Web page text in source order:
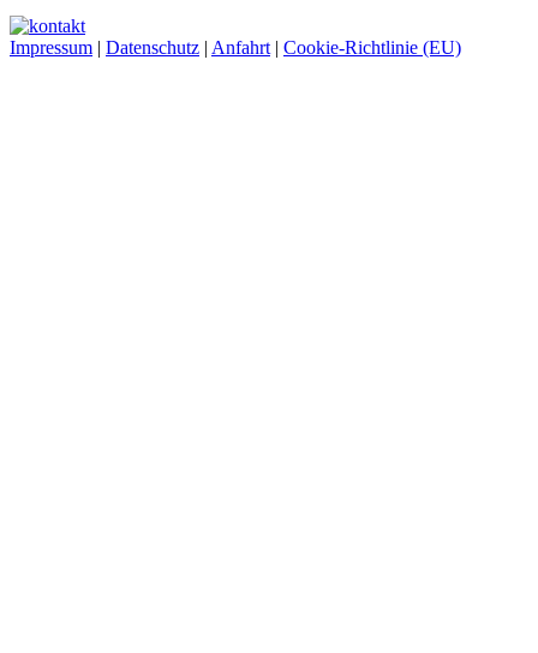
Impressum | Datenschutz | Anfahrt | Cookie-Richtlinie (EU)